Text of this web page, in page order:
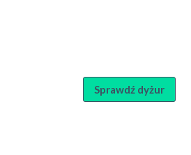
Sprawdź dyżur